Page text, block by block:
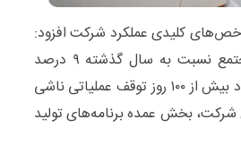
کلیدی عملکرد شرکت افزود:
در سال ۱۴۰۴ تولید مجتمع نسبت به سال گذشته ۹ درصد
افزایش یافت و با وجود بیش از ۱۰۰ روز توقف عملیاتی ناشی
شرکت، بخش عمده برنامه‌های تولید